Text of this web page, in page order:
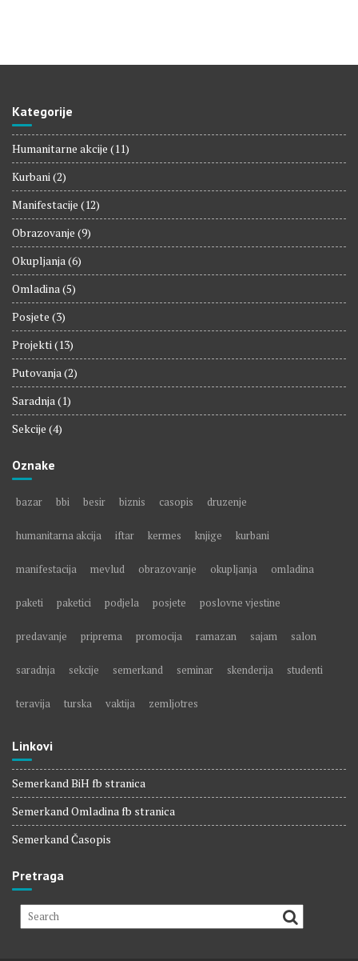
Kategorije
Humanitarne akcije (11)
Kurbani(2)
Manifestacije (12)
Obrazovanje (9)
Okupljanja(6)
Omladina(5)
Posjete (3)
Projekti(13)
Putovanja(2)
Saradnja(1)
Sekcije (4)
Oznake
bazar bbi besir biznis casopis druzenje
humanitarna akcija iftar kermes knjige kurbani
manifestacija mevlud obrazovanje okupljanja omladina
paketi paketici podjela posjete poslovne vjestine
predavanje priprema promocija ramazan sajam salon
saradnja sekcije semerkand seminar skenderija studenti
teravija turska vaktija zemljotres
Linkovi
Semerkand BiH fb stranica
Semerkand Omladina fb stranica
Semerkand Časopis
Pretraga